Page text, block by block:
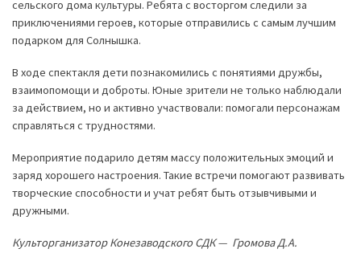
сельского дома культуры. Ребята с восторгом следили за
приключениями героев, которые отправились с самым лучшим
подарком для Солнышка.
В ходе спектакля дети познакомились с понятиями дружбы,
взаимопомощи и доброты. Юные зрители не только наблюдали
за действием, но и активно участвовали: помогали персонажам
справляться с трудностями.
Мероприятие подарило детям массу положительных эмоций и
заряд хорошего настроения. Такие встречи помогают развивать
творческие способности и учат ребят быть отзывчивыми и
дружными.
Культорганизатор Конезаводского СДК — Громова Д.А.